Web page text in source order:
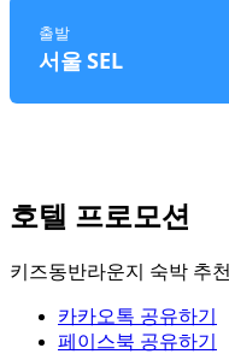
호텔 프로모션
키즈동반라운지 숙박 추천
카카오톡 공유하기
페이스북 공유하기